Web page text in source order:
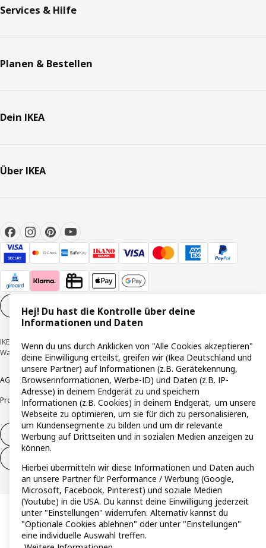
Services & Hilfe
Planen & Bestellen
Dein IKEA
Über IKEA
Cookie-Einstellungen
IKEA Deutschland GmbH & Co. KG - Am Wandersmann 2-4, 65719 Hofheim-
Wallau © Inter IKEA Systems B.V. 1999-2026
AGB BarrierefreiheitCookie-RichtlinieDatenschutzerklärung Impressum
ProduktrückrufeResponsible DisclosureVertrauensstelle
Vertrag widerrufen
Hej! Du hast die Kontrolle über deine
Informationen und Daten
Wenn du uns durch Anklicken von "Alle Cookies akzeptieren"
deine Einwilligung erteilst, greifen wir (Ikea Deutschland und
unsere Partner) auf Informationen (z.B. Gerätekennung,
Browserinformationen, Werbe-ID) und Daten (z.B. IP-
Adresse) in deinem Endgerät zu und speichern
Informationen (z.B. Cookies) in deinem Endgerät, um unsere
Webseite zu optimieren, um sie für dich zu personalisieren,
um Kundensegmente zu bilden und um dir relevante
Werbung auf Drittseiten und in sozialen Medien anzeigen zu
können.
Hierbei übermitteln wir diese Informationen und Daten auch
an unsere Partner für Performance / Werbung (Google,
Microsoft, Facebook, Pinterest) und soziale Medien
(Youtube) in die USA. Du kannst deine Einwilligung jederzeit
unter "Einstellungen" widerrufen. Alternativ kannst du
"Optionale Cookies ablehnen" oder unter "Einstellungen"
eine individuelle Auswahl treffen.